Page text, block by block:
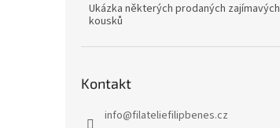
Ukázka některých prodaných zajímavých
kousků
Kontakt
info@filateliefilipbenes.cz